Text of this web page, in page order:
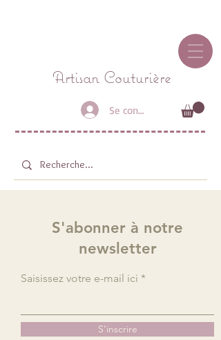
Artisan Couturière
Se connecter
S'abonner à notre
newsletter
Saisissez votre e-mail ici
S'inscrire